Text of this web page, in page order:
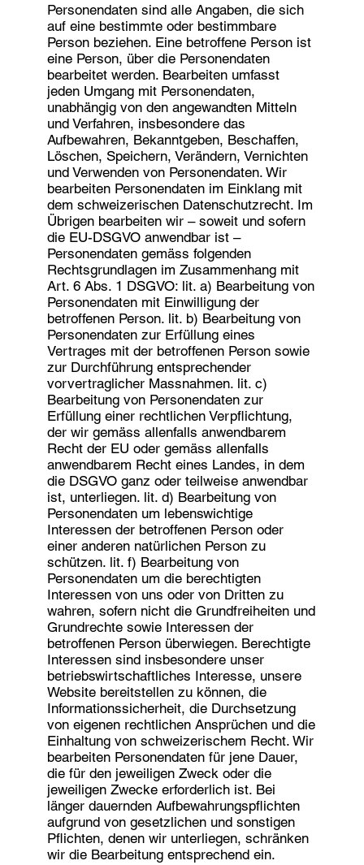
Personendaten sind alle Angaben, die sich
auf eine bestimmte oder bestimmbare
Person beziehen. Eine betroffene Person ist
eine Person, über die Personendaten
bearbeitet werden. Bearbeiten umfasst
jeden Umgang mit Personendaten,
unabhängig von den angewandten Mitteln
und Verfahren, insbesondere das
Aufbewahren, Bekanntgeben, Beschaffen,
Löschen, Speichern, Verändern, Vernichten
und Verwenden von Personendaten. Wir
bearbeiten Personendaten im Einklang mit
dem schweizerischen Datenschutzrecht. Im
Übrigen bearbeiten wir – soweit und sofern
die EU-DSGVO anwendbar ist –
Personendaten gemäss folgenden
Rechtsgrundlagen im Zusammenhang mit
Art. 6 Abs. 1 DSGVO: lit. a) Bearbeitung von
Personendaten mit Einwilligung der
betroffenen Person. lit. b) Bearbeitung von
Personendaten zur Erfüllung eines
Vertrages mit der betroffenen Person sowie
zur Durchführung entsprechender
vorvertraglicher Massnahmen. lit. c)
Bearbeitung von Personendaten zur
Erfüllung einer rechtlichen Verpflichtung,
der wir gemäss allenfalls anwendbarem
Recht der EU oder gemäss allenfalls
anwendbarem Recht eines Landes, in dem
die DSGVO ganz oder teilweise anwendbar
ist, unterliegen. lit. d) Bearbeitung von
Personendaten um lebenswichtige
Interessen der betroffenen Person oder
einer anderen natürlichen Person zu
schützen. lit. f) Bearbeitung von
Personendaten um die berechtigten
Interessen von uns oder von Dritten zu
wahren, sofern nicht die Grundfreiheiten und
Grundrechte sowie Interessen der
betroffenen Person überwiegen. Berechtigte
Interessen sind insbesondere unser
betriebswirtschaftliches Interesse, unsere
Website bereitstellen zu können, die
Informationssicherheit, die Durchsetzung
von eigenen rechtlichen Ansprüchen und die
Einhaltung von schweizerischem Recht. Wir
bearbeiten Personendaten für jene Dauer,
die für den jeweiligen Zweck oder die
jeweiligen Zwecke erforderlich ist. Bei
länger dauernden Aufbewahrungspflichten
aufgrund von gesetzlichen und sonstigen
Pflichten, denen wir unterliegen, schränken
wir die Bearbeitung entsprechend ein.